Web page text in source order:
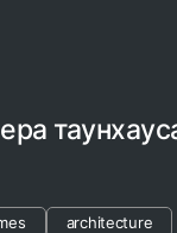
architecture